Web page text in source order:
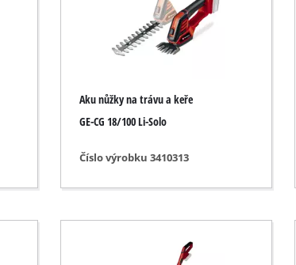
vertiukutátory
Aku nůžky na trávu a keře
GE-CG 18/100 Li-Solo
Číslo výrobku 3410313